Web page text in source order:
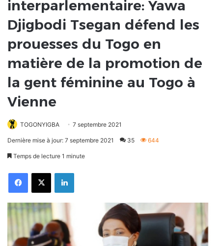
interparlementaire: Yawa
Djigbodi Tsegan défend les
prouesses du Togo en
matière de la promotion de
la gent féminine au Togo à
Vienne
TOGONYIGBA 7 septembre 2021
Dernière mise à jour: 7 septembre 2021 35 644
Temps de lecture 1 minute
FacebookX Linkedin